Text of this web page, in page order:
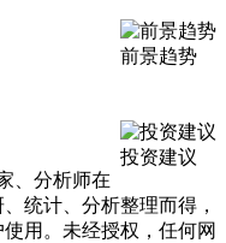
前景趋势
投资建议
、分析师在
统计、分析整理而得，
用。未经授权，任何网